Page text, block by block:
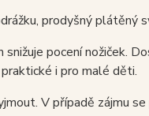
prodyšný
pocení nožiček.
i pro malé děti.
V případě zájmu se